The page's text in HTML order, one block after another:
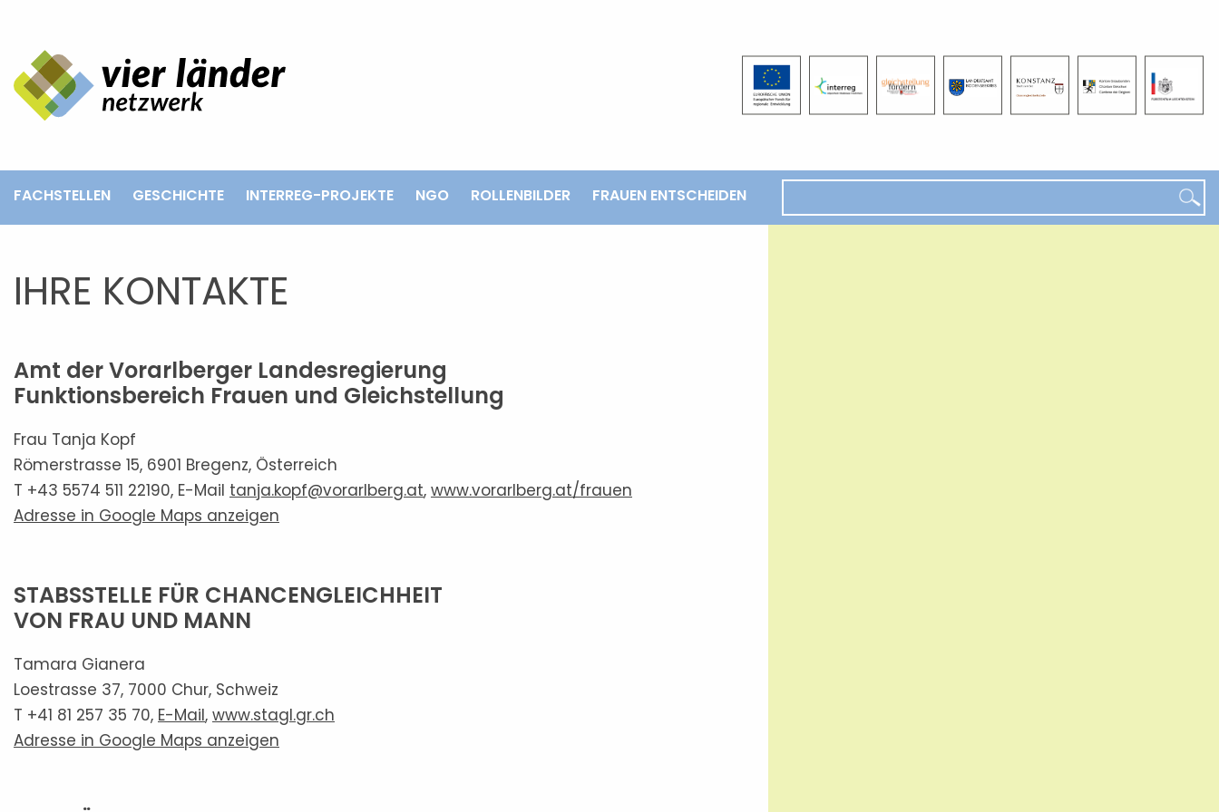
Befragung
Kampagne
Ausstellung
Quiz
Kontakte
Impressum
FACHSTELLEN GESCHICHTE INTERREG-PROJEKTE NGO ROLLENBILDER FRAUEN ENTSCHEIDEN
IHRE KONTAKTE
Amt der Vorarlberger Landesregierung
Funktionsbereich Frauen und Gleichstellung
Frau Tanja Kopf
Römerstrasse 15, 6901 Bregenz, Österreich
T +43 5574 511 22190, E-Mail tanja.kopf@vorarlberg.at, www.vorarlberg.at/frauen
Adresse in Google Maps anzeigen
STABSSTELLE FÜR CHANCENGLEICHHEIT
VON FRAU UND MANN
Tamara Gianera
Loestrasse 37, 7000 Chur, Schweiz
T +41 81 257 35 70, E-Mail, www.stagl.gr.ch
Adresse in Google Maps anzeigen